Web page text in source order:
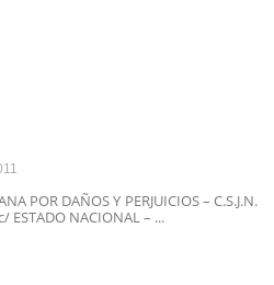
POR DAÑOS Y PERJUICIOS – C.S.J.N.
ESTADO NACIONAL – ...